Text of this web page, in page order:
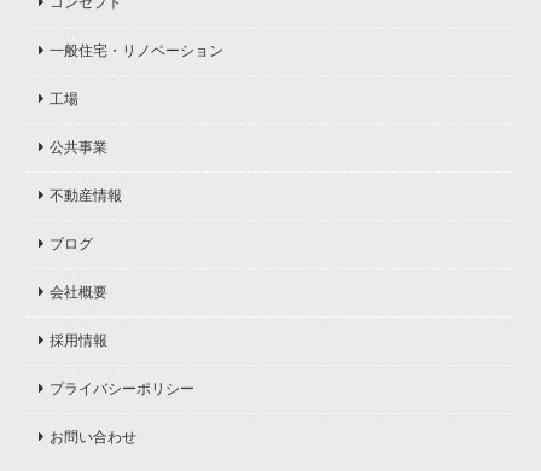
一般住宅・リノベーション
工場
公共事業
不動産情報
ブログ
会社概要
採用情報
プライバシーポリシー
お問い合わせ